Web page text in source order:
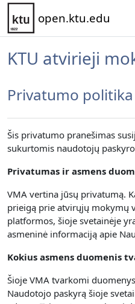
Pereiti į pagrindinį turinį
open.ktu.edu
KTU atvirieji
Privatumo politika
Šis privatumo pranešimas
sukurtomis naudotojų
Privatumas ir asmens
VMA vertina jūsų privatumą.
prieigą prie atvirųjų mokymų
platformos, šioje svetainėje
asmeninė informaciją apie
Kokius asmens duomenis
Šioje VMA tvarkomi
Naudotojo paskyrą šioje